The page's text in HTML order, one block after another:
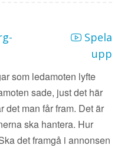
Spela
upp
som ledamoten lyfte
sade, just det här
det man får fram. Det är
ska hantera. Hur
det framgå i annonsen